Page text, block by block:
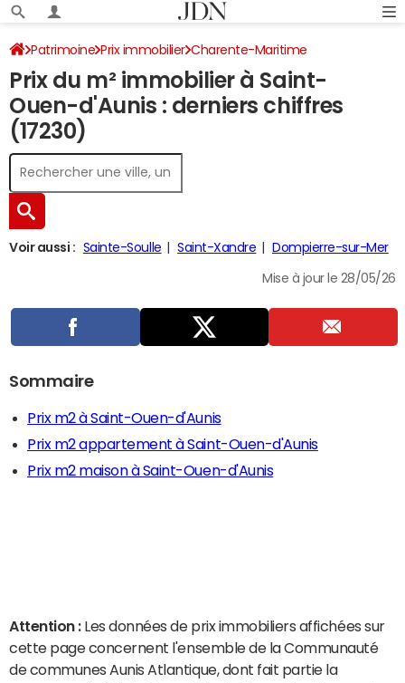
Patrimoine Prix immobilier Charente-Maritime
Saint-Ouen-d'Aunis
Prix du m² immobilier à Saint-
Ouen-d'Aunis : derniers chiffres
(17230)
Voir aussi : Sainte-Soulle Saint-Xandre Dompierre-sur-Mer
Mise à jour le 28/05/26
Sommaire
Prix m2 à Saint-Ouen-d'Aunis
Prix m2 appartement à Saint-Ouen-d'Aunis
Prix m2 maison à Saint-Ouen-d'Aunis
Attention : Les données de prix immobiliers affichées sur
cette page concernent l'ensemble de la Communauté
de communes Aunis Atlantique, dont fait partie la